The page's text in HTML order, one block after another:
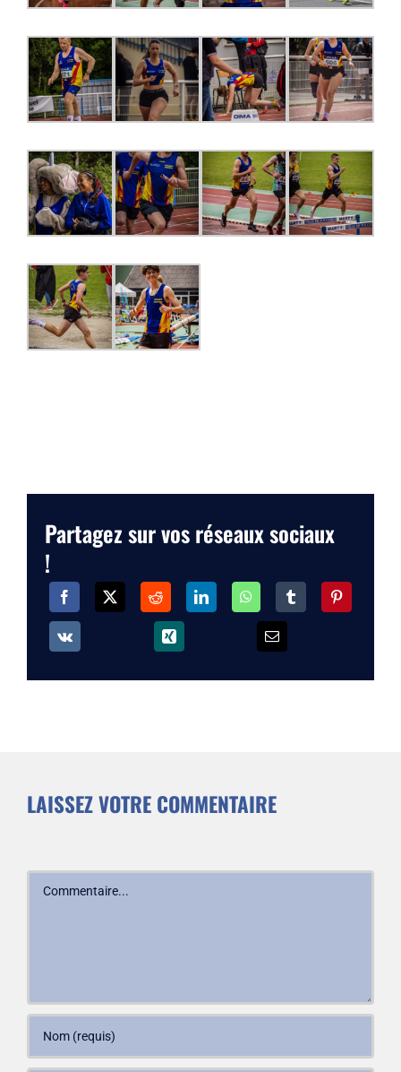
Partagez sur vos réseaux sociaux
!
LAISSEZ VOTRE COMMENTAIRE
Commentaire